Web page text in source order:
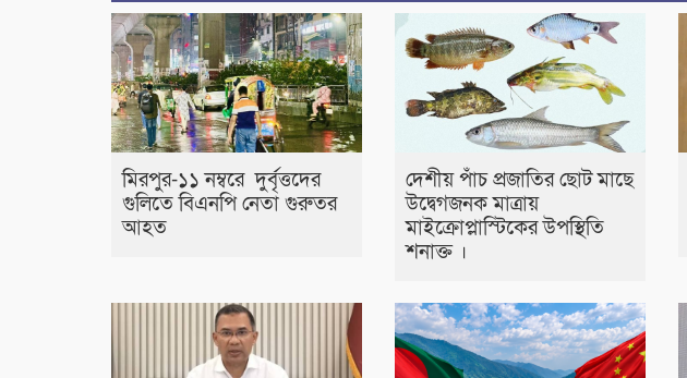
মিরপুর-১১ নম্বরে দুর্বৃত্তদের
গুলিতে বিএনপি নেতা গুরুতর
আহত
দেশীয় পাঁচ প্রজাতির ছোট মাছে
উদ্বেগজনক মাত্রায়
মাইক্রোপ্লাস্টিকের উপস্থিতি
শনাক্ত ।